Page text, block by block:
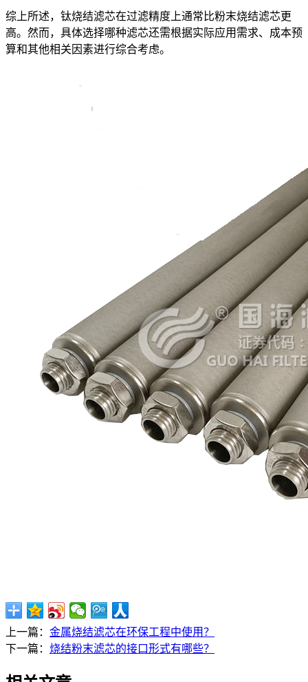
综上所述，钛烧结滤芯在过滤精度上通常比粉末烧结滤芯更
高。然而，具体选择哪种滤芯还需根据实际应用需求、成本预
算和其他相关因素进行综合考虑。
上一篇： 金属烧结滤芯在环保工程中使用？
下一篇： 烧结粉末滤芯的接口形式有哪些？